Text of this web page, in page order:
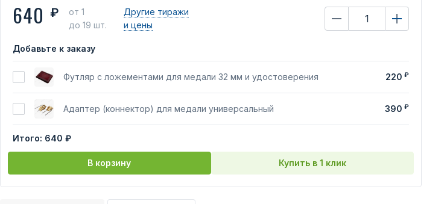
640 ₽
от 1
до 19 шт.
Другие тиражи
и цены
Добавьте к заказу
Футляр с ложементами для медали 32 мм и удостоверения 220 ₽
Адаптер (коннектор) для медали универсальный 390 ₽
Итого: 640 ₽
В корзину Купить в 1 клик